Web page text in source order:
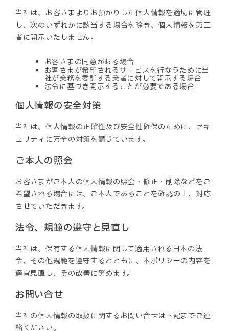
当社は、お客さまよりお預かりした個人情報を適切に管理
し、次のいずれかに該当する場合を除き、個人情報を第三
者に開示いたしません。
お客さまの同意がある場合
お客さまが希望されるサービスを行なうために当
社が業務を委託する業者に対して開示する場合
法令に基づき開示することが必要である場合
個人情報の安全対策
当社は、個人情報の正確性及び安全性確保のために、セキ
ュリティに万全の対策を講じています。
ご本人の照会
お客さまがご本人の個人情報の照会・修正・削除などをご
希望される場合には、ご本人であることを確認の上、対応
させていただきます。
法令、規範の遵守と見直し
当社は、保有する個人情報に関して適用される日本の法
令、その他規範を遵守するとともに、本ポリシーの内容を
適宜見直し、その改善に努めます。
お問い合せ
当社の個人情報の取扱に関するお問い合せは下記までご連
絡ください。